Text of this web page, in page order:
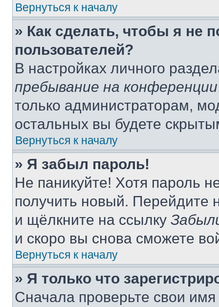
Вернуться к началу
» Как сделать, чтобы я не
пользователей?
В настройках личного
пребывание на конференции
только администраторам,
остальных вы будете
Вернуться к началу
» Я забыл пароль!
Не паникуйте! Хотя пароль
получить новый. Перейдите
и щёлкните на ссылку
и скоро вы снова сможете
Вернуться к началу
» Я только что
Сначала проверьте свои